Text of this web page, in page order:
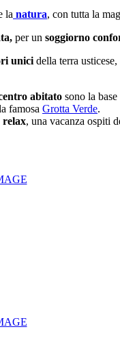
la natura, con tutta la
per un soggiorno
unici della terra
abitato sono la
famosa Grotta Verde.
relax, una vacanza ospiti